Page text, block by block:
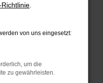
Werbeblocker,
Seiten
privaten
von uns eingesetzt:
um die
zu gewährleisten.